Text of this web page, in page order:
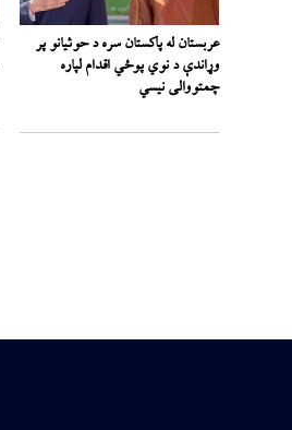
عربستان له پاکستان سره د حوثیانو پر
وړاندې د نوي پوځي اقدام لپاره
چمتووالی نیسي